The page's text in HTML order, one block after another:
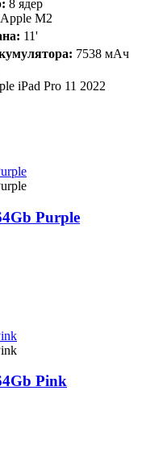
8 ядер
Apple M2
11'
7538 мАч
iPad Pro 11 2022
Purple
Pink